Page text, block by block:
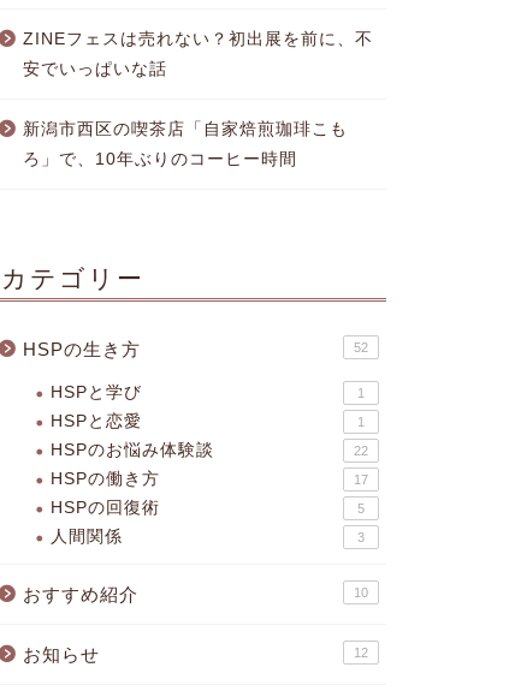
ZINEフェスは売れない？初出展を前に、不
安でいっぱいな話
新潟市西区の喫茶店「自家焙煎珈琲こも
ろ」で、10年ぶりのコーヒー時間
カテゴリー
HSPの生き方 52
HSPと学び 1
HSPと恋愛 1
HSPのお悩み体験談 22
HSPの働き方 17
HSPの回復術 5
人間関係 3
おすすめ紹介 10
お知らせ 12